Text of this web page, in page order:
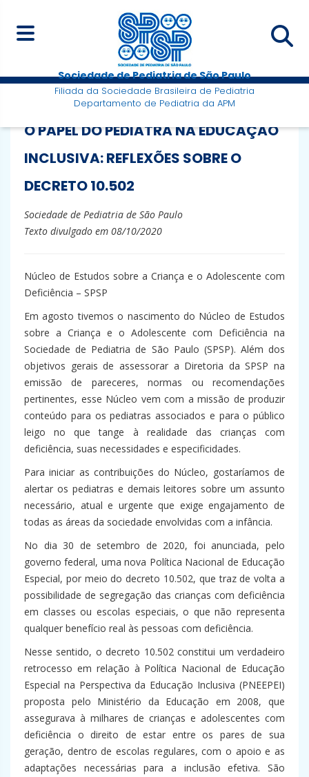
Sociedade de Pediatria de São Paulo
Filiada da Sociedade Brasileira de Pediatria
Departamento de Pediatria da APM
O PAPEL DO PEDIATRA NA EDUCAÇÃO
INCLUSIVA: REFLEXÕES SOBRE O
DECRETO 10.502
Sociedade de Pediatria de São Paulo
Texto divulgado em 08/10/2020
Núcleo de Estudos sobre a Criança e o Adolescente com
Deficiência – SPSP
Em agosto tivemos o nascimento do Núcleo de Estudos
sobre a Criança e o Adolescente com Deficiência na
Sociedade de Pediatria de São Paulo (SPSP). Além dos
objetivos gerais de assessorar a Diretoria da SPSP na
emissão de pareceres, normas ou recomendações
pertinentes, esse Núcleo vem com a missão de produzir
conteúdo para os pediatras associados e para o público
leigo no que tange à realidade das crianças com
deficiência, suas necessidades e especificidades.
Para iniciar as contribuições do Núcleo, gostaríamos de
alertar os pediatras e demais leitores sobre um assunto
necessário, atual e urgente que exige engajamento de
todas as áreas da sociedade envolvidas com a infância.
No dia 30 de setembro de 2020, foi anunciada, pelo
governo federal, uma nova Política Nacional de Educação
Especial, por meio do decreto 10.502, que traz de volta a
possibilidade de segregação das crianças com deficiência
em classes ou escolas especiais, o que não representa
qualquer benefício real às pessoas com deficiência.
Nesse sentido, o decreto 10.502 constitui um verdadeiro
retrocesso em relação à Política Nacional de Educação
Especial na Perspectiva da Educação Inclusiva (PNEEPEI)
proposta pelo Ministério da Educação em 2008, que
assegurava à milhares de crianças e adolescentes com
deficiência o direito de estar entre os pares de sua
geração, dentro de escolas regulares, com o apoio e as
adaptações necessárias para a inclusão efetiva. São